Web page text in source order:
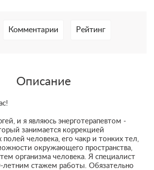
Комментарии Рейтинг
Описание
и я являюсь энерготерапевтом -
занимается коррекцией
полей человека, его чакр и тонких тел,
окружающего пространства,
организма человека. Я специалист
летним стажем работы. Обязательно